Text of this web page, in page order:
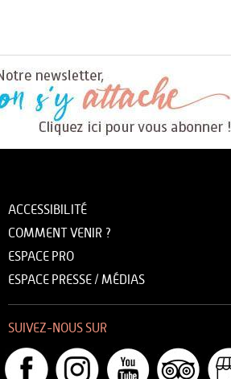
ACCESSIBILITÉ
COMMENT VENIR ?
ESPACE PRO
ESPACE PRESSE / MÉDIAS
SUIVEZ-NOUS SUR